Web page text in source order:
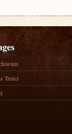
Treści